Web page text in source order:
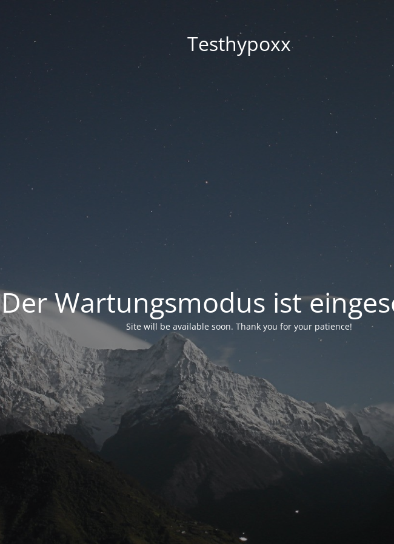
Testhypoxx
Der Wartungsmodus ist
Site will be available soon. Thank you for your patience!